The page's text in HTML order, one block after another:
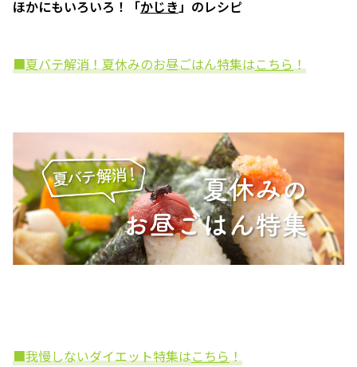
ほかにもいろいろ！「かじき」のレシピ
■夏バテ解消！夏休みのお昼ごはん特集はこちら！
■我慢しないダイエット特集はこちら！